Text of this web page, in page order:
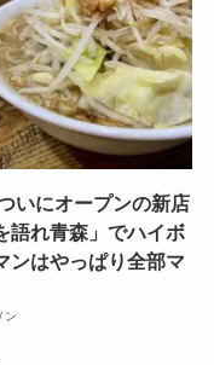
いにオープンの新店
語れ青森」でハイボ
ンはやっぱり全部マ
ン